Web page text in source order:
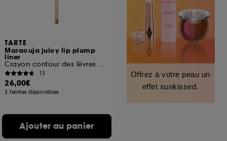
TARTE
Maracuja juicy lip plump
liner
Crayon contour des lèvres enrichi en peptides
13
26,00€
3 teintes disponibles
Ajouter au panier
Offrez à votre peau un
effet sunkissed.